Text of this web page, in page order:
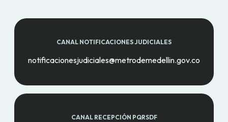
CANAL NOTIFICACIONES JUDICIALES
notificacionesjudiciales@metrodemedellin.gov.co
CANAL RECEPCIÓN PQRSDF